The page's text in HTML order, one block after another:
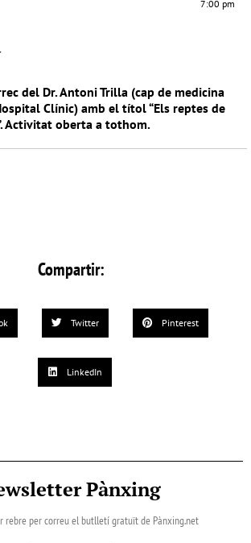
7:00 pm
del Dr. Antoni Trilla (cap de medicina
Clínic) amb el títol “Els reptes de
Activitat oberta a tothom.
Compartir:
Twitter Pinterest
LinkedIn
Pànxing
rebre per correu el butlletí gratuït de Pànxing.net​